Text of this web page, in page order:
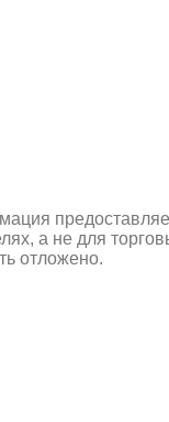
а не для
отложено.